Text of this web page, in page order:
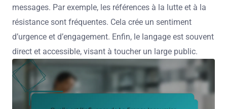
messages. Par exemple, les références à la lutte et à la
résistance sont fréquentes. Cela crée un sentiment
d’urgence et d’engagement. Enfin, le langage est souvent
direct et accessible, visant à toucher un large public.